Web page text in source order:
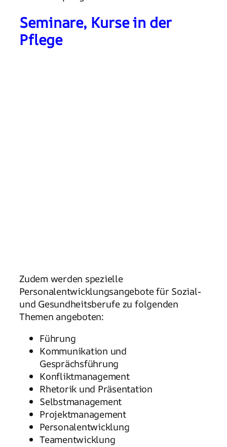
Seminare, Kurse in der
Pflege
Zudem werden spezielle
Personalentwicklungsangebote für Sozial-
und Gesundheitsberufe zu folgenden
Themen angeboten:
Führung
Kommunikation und
Gesprächsführung
Konfliktmanagement
Rhetorik und Präsentation
Selbstmanagement
Projektmanagement
Personalentwicklung
Teamentwicklung